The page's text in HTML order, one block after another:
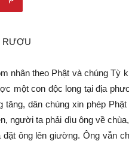
RƯỢU
nhân theo Phật và chúng Tỳ
một con độc long tại địa
dân chúng xin phép
người ta phải dìu ông về
đặt ông lên giường. Ông vẫn